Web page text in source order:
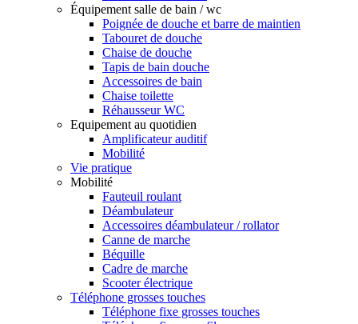
Équipement salle de bain / wc
Poignée de douche et barre de maintien
Tabouret de douche
Chaise de douche
Tapis de bain douche
Accessoires de bain
Chaise toilette
Réhausseur WC
Equipement au quotidien
Amplificateur auditif
Mobilité
Vie pratique
Mobilité
Fauteuil roulant
Déambulateur
Accessoires déambulateur / rollator
Canne de marche
Béquille
Cadre de marche
Scooter électrique
Téléphone grosses touches
Téléphone fixe grosses touches